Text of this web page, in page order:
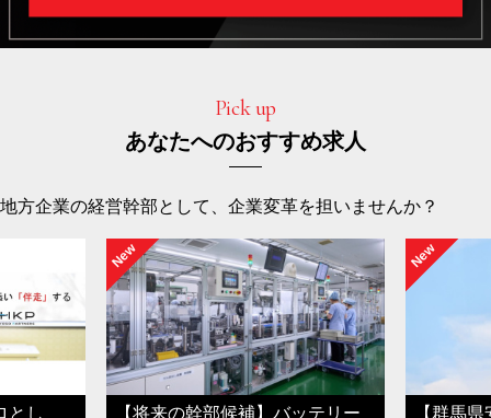
あなたへのおすすめ求人
Pick up
地方企業の経営幹部として、企業変革を担いませんか？
とし
【将来の幹部候補】バッテリー
New
【群馬
New